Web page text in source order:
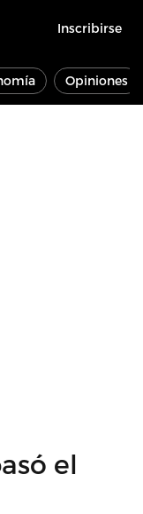
Inscribirse
Opiniones
el